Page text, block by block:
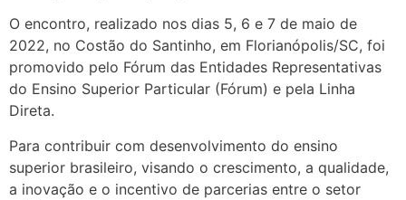
O encontro, realizado nos dias 5, 6 e 7 de maio de
2022, no Costão do Santinho, em Florianópolis/SC, foi
promovido pelo Fórum das Entidades Representativas
do Ensino Superior Particular (Fórum) e pela Linha
Direta.
Para contribuir com desenvolvimento do ensino
superior brasileiro, visando o crescimento, a qualidade,
a inovação e o incentivo de parcerias entre o setor